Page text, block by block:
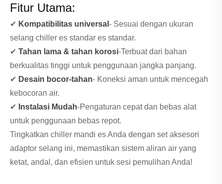
Fitur Utama:
✔ Kompatibilitas universal - Sesuai dengan ukuran
selang chiller es standar es standar.
✔ Tahan lama & tahan korosi-Terbuat dari bahan
berkualitas tinggi untuk penggunaan jangka panjang.
✔ Desain bocor-tahan- Koneksi aman untuk mencegah
kebocoran air.
✔ Instalasi Mudah-Pengaturan cepat dan bebas alat
untuk penggunaan bebas repot.
Tingkatkan chiller mandi es Anda dengan set aksesori
adaptor selang ini, memastikan sistem aliran air yang
ketat, andal, dan efisien untuk sesi pemulihan Anda!